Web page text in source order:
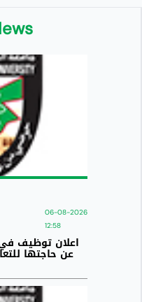
06-08-2026
12:58
اعلان توظيف في
عن حاجتها